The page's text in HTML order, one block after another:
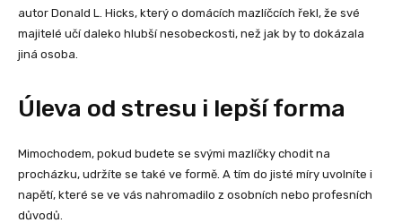
autor Donald L. Hicks, který o domácích mazlíčcích řekl, že své
majitelé učí daleko hlubší nesobeckosti, než jak by to dokázala
jiná osoba.
Úleva od stresu i lepší forma
Mimochodem, pokud budete se svými mazlíčky chodit na
procházku, udržíte se také ve formě. A tím do jisté míry uvolníte i
napětí, které se ve vás nahromadilo z osobních nebo profesních
důvodů.